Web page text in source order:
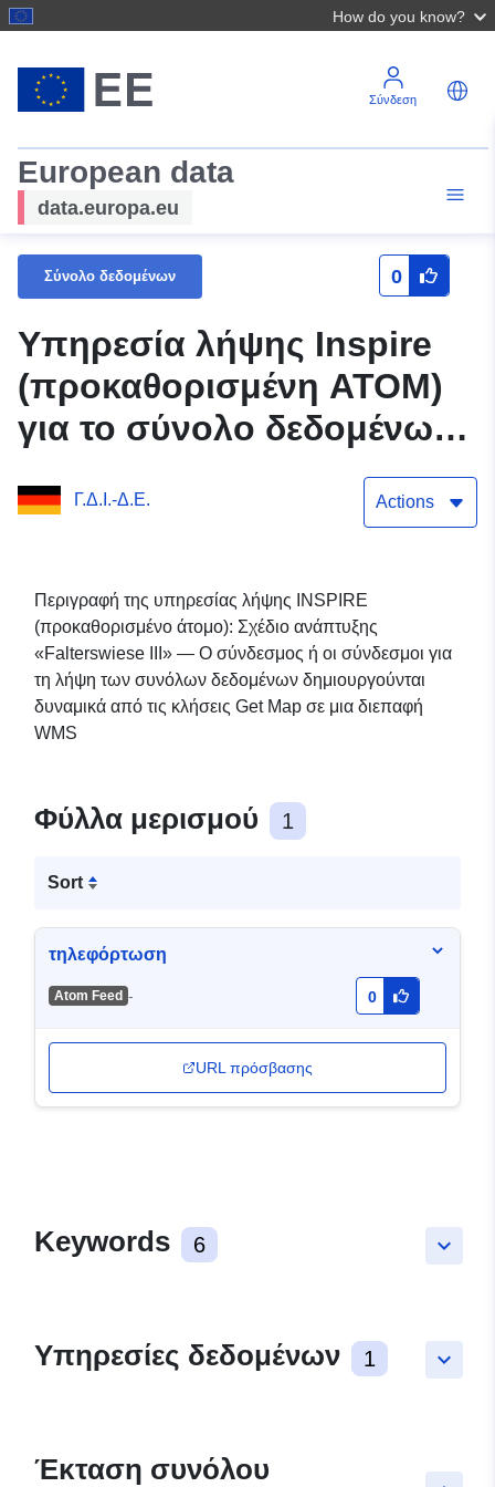
How do you know?
Σύνδεση
European data
data.europa.eu
Σύνολο δεδομένων 0
Υπηρεσία λήψης Inspire
(προκαθορισμένη ATOM)
για το σύνολο δεδομένων
Γ.Δ.Ι.-Δ.Ε. Actions
Περιγραφή της υπηρεσίας λήψης INSPIRE
(προκαθορισμένο άτομο): Σχέδιο ανάπτυξης
«Falterswiese III» — Ο σύνδεσμος ή οι σύνδεσμοι για
τη λήψη των συνόλων δεδομένων δημιουργούνται
δυναμικά από τις κλήσεις Get Map σε μια διεπαφή
WMS
Φύλλα μερισμού 1
Sort
τηλεφόρτωση
Atom Feed - 0
URL πρόσβασης
keyboard_arrow_down
Keywords 6
keyboard_arrow_down
Υπηρεσίες δεδομένων 1
Έκταση συνόλου